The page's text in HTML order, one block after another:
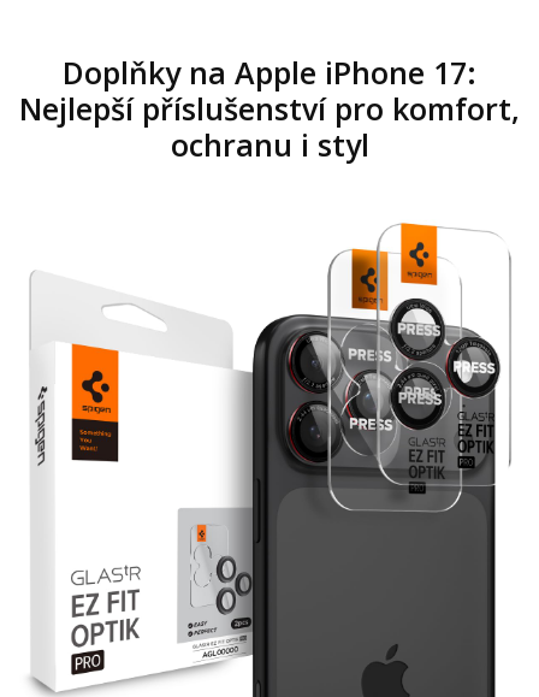
Doplňky na Apple iPhone 17:
Nejlepší příslušenství pro komfort,
ochranu i styl